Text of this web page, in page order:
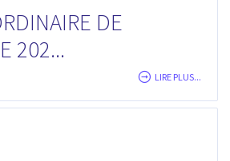
DE
202...
LIRE PLUS...